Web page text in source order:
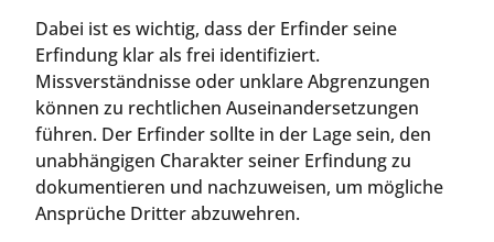
Dabei ist es wichtig, dass der Erfinder seine
Erfindung klar als frei identifiziert.
Missverständnisse oder unklare Abgrenzungen
können zu rechtlichen Auseinandersetzungen
führen. Der Erfinder sollte in der Lage sein, den
unabhängigen Charakter seiner Erfindung zu
dokumentieren und nachzuweisen, um mögliche
Ansprüche Dritter abzuwehren.